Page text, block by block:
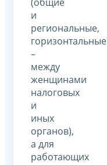
и
региональные,
горизонтальные
–
между
женщинами
налоговых
и
иных
органов),
а для
работающих